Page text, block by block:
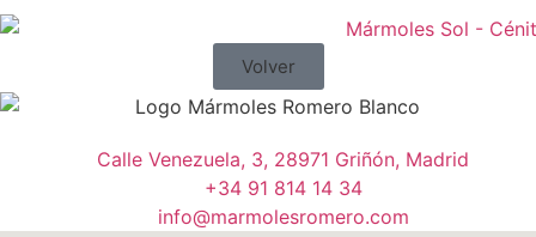
Volver
Calle Venezuela, 3, 28971 Griñón, Madrid
+34 91 814 14 34
info@marmolesromero.com